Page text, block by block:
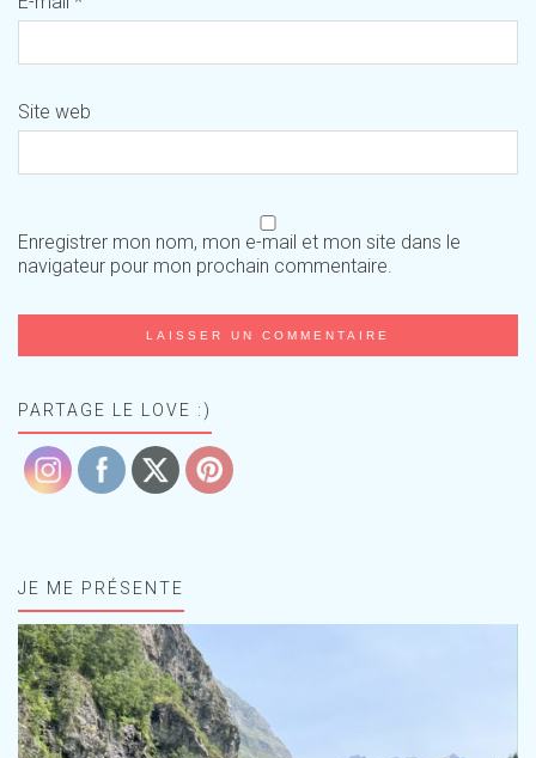
Site web
Enregistrer mon nom, mon e-mail et mon site dans le
navigateur pour mon prochain commentaire.
PARTAGE LE LOVE :)
JE ME PRÉSENTE